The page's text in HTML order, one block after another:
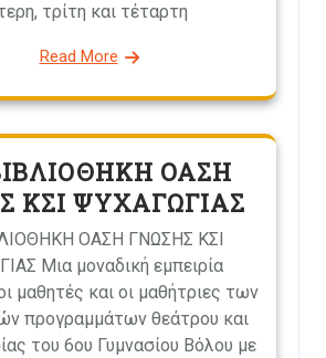
τρίτη και τέταρτη
Read More
ΟΑΣΗ
ΚΣΙ ΨΥΧΑΓΩΓΙΑΣ
ΟΑΣΗ ΓΝΩΣΗΣ ΚΣΙ
Μια μοναδική εμπειρία
μαθητές και οι μαθήτριες των
προγραμμάτων θεάτρου και
του 6ου Γυμνασίου Βόλου με